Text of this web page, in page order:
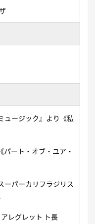
ュージック』より《私
ート・オブ・ユア・
ーパーカリフラジリス
レグレット ト長